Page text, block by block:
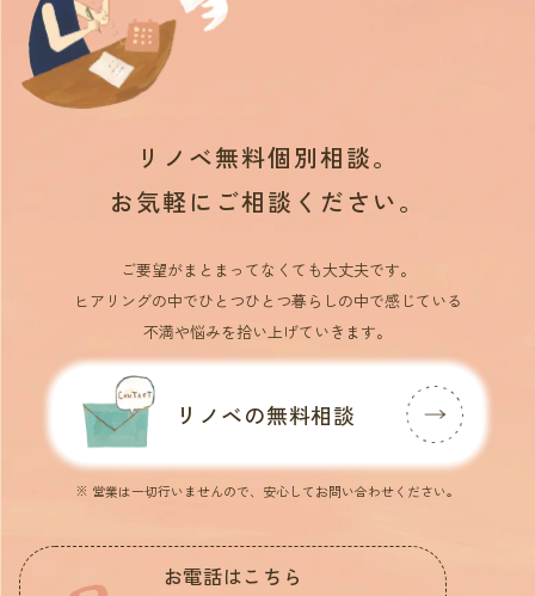
リノベ無料個別相談。
お気軽にご相談ください。
ご要望がまとまってなくても大丈夫です。
ヒアリングの中でひとつひとつ暮らしの中で感じている
不満や悩みを拾い上げていきます。
リノベの無料相談
※ 営業は一切行いませんので、安心してお問い合わせください。
お電話はこちら